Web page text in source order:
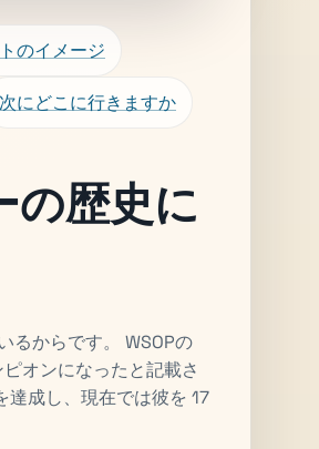
のイメージ
次にどこに行きますか
歴史に
るからです。 WSOPの
オンになったと記載さ
成し、現在では彼を 17